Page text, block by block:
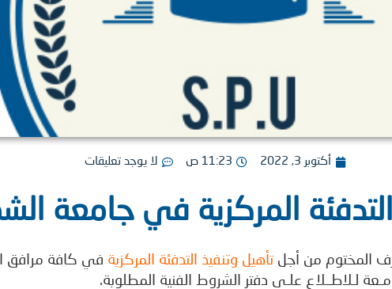
أكتوبر 3, 2022 11:23 ص لا يوجد تعليقات
المركزية في جامعة
المختوم من أجل تأهيل وتنفيذ التدفئة المركزية في كافة مرافق
لـلاطــلاع علـى دفتر الشروط الفنية المطلوبة.